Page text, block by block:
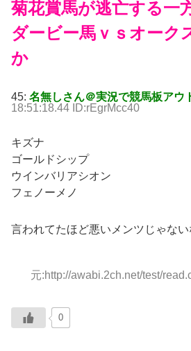
菊花賞馬が逃亡する一
ダービー馬ｖｓオーク
か
45: 名無しさん＠実況で競馬板アウ
18:51:18.44 ID:rEgrMcc40
キズナ
ゴールドシップ
ウインバリアシオン
フェノーメノ
言われてたほど悪いメンツじゃな
元:http://awabi.2ch.net/test/
0